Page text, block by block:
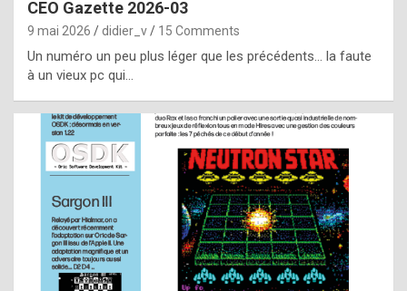
e
f
o
m
m
a
y
b
e
CEO Gazette 2026-03
9 mai 2026 didier_v 15 Comments
Un numéro un peu plus léger que les précédents… la faute
à un vieux pc qui…